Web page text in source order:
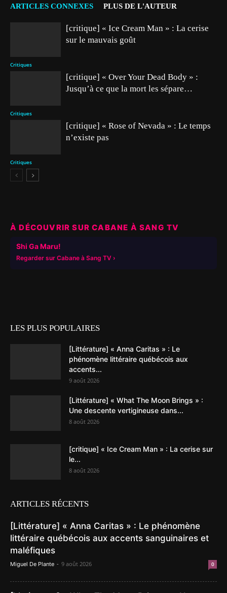
ARTICLES CONNEXES PLUS DE L'AUTEUR
Critiques
[critique] « Ice Cream Man » : La cerise
sur le mauvais goût
Critiques
[critique] « Over Your Dead Body » :
Jusqu’à ce que la mort les sépare…
Critiques
[critique] « Rose of Nevada » : Le temps
n’existe pas
À DÉCOUVRIR SUR CABANE À SANG TV
Shi Ga Maru!
Regarder sur Cabane à Sang TV
LES PLUS POPULAIRES
[Littérature] « Anna Caritas » : Le
phénomène littéraire québécois aux
accents...
9 août 2026
[Littérature] « What The Moon Brings » :
Une descente vertigineuse dans...
8 août 2026
[critique] « Ice Cream Man » : La cerise sur
le...
8 août 2026
ARTICLES RÉCENTS
[Littérature] « Anna Caritas » : Le phénomène
littéraire québécois aux accents sanguinaires et
maléfiques
Miguel De Plante - 9 août 2026 0